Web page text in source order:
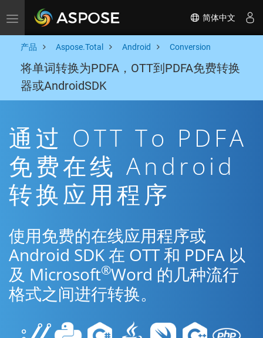
Toggle navigation 简体中文
产品 Aspose.Total Android Conversion
将单词转换为PDFA，OTT到PDFA免费转换
器或AndroidSDK
通过 OTT To PDFA
免费在线 Android
转换应用程序
使用免费的在线应用程序或
Android SDK 在 OTT 和 PDFA 以
及 Microsoft®Word 的几种流行
格式之间进行转换。